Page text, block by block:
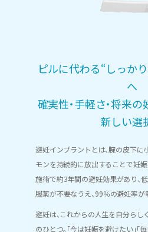
ピルに代わる“しっか
へ
確実性・手軽さ・将来
新しい選
避妊インプラントとは、腕の皮下に
モンを持続的に放出することで妊娠
施術で約3年間の避妊効果があり、
服薬が不要なうえ、99％の避妊率が
避妊は、これからの人生を自分ら
のひとつ。「今は妊娠を避けたい」「